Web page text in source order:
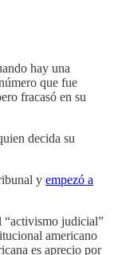
hay una
que fue
fracasó en su
decida su
y empezó a
“activismo judicial”
americano
es aprecio por